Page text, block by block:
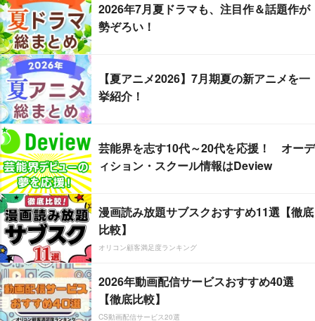
2026年7月夏ドラマも、注目作＆話題作が
勢ぞろい！
【夏アニメ2026】7月期夏の新アニメを一
挙紹介！
芸能界を志す10代～20代を応援！ オーデ
ィション・スクール情報はDeview
漫画読み放題サブスクおすすめ11選【徹底
比較】
オリコン顧客満足度ランキング
2026年動画配信サービスおすすめ40選
【徹底比較】
CS動画配信サービス20選